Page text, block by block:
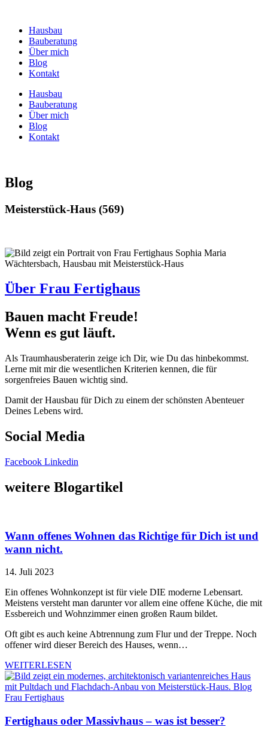
springenHausbau
Bauberatung
Über mich
Blog
Kontakt
Hausbau
Bauberatung
Über mich
Blog
Kontakt
Blog
Meisterstück-Haus (569)
Über Frau Fertighaus
Bauen macht Freude!
Wenn es gut läuft.
Als Traumhausberaterin zeige ich Dir, wie Du das hinbekommst.
Lerne mit mir die wesentlichen Kriterien kennen, die für
sorgenfreies Bauen wichtig sind.
Damit der Hausbau für Dich zu einem der schönsten Abenteuer
Deines Lebens wird.
Social Media
Facebook Linkedin
weitere Blogartikel
Wann offenes Wohnen das Richtige für Dich ist und
wann nicht.
14. Juli 2023
Ein offenes Wohnkonzept ist für viele DIE moderne Lebensart.
Meistens versteht man darunter vor allem eine offene Küche, die mit
Essbereich und Wohnzimmer einen großen Raum bildet.
Oft gibt es auch keine Abtrennung zum Flur und der Treppe. Noch
offener wird dieser Bereich des Hauses, wenn…
WEITERLESEN
Fertighaus oder Massivhaus – was ist besser?